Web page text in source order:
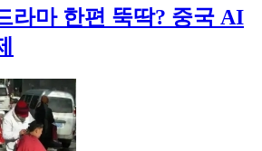
라마 한편 뚝딱? 중국 AI